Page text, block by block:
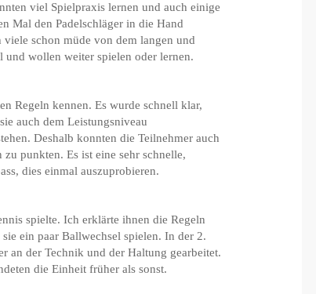
viel Spielpraxis lernen und auch einige
Mal den Padelschläger in die Hand
schon müde von dem langen und
und wollen weiter spielen oder lernen.
Regeln kennen. Es wurde schnell klar,
auch dem Leistungsniveau
Deshalb konnten die Teilnehmer auch
punkten. Es ist eine sehr schnelle,
dies einmal auszuprobieren.
spielte. Ich erklärte ihnen die Regeln
ein paar Ballwechsel spielen. In der 2.
an der Technik und der Haltung gearbeitet.
die Einheit früher als sonst.